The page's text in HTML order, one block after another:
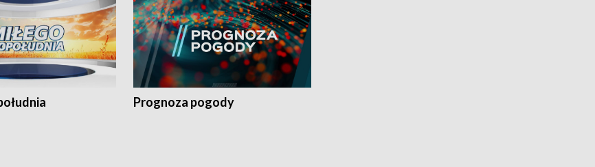
Prognoza pogody